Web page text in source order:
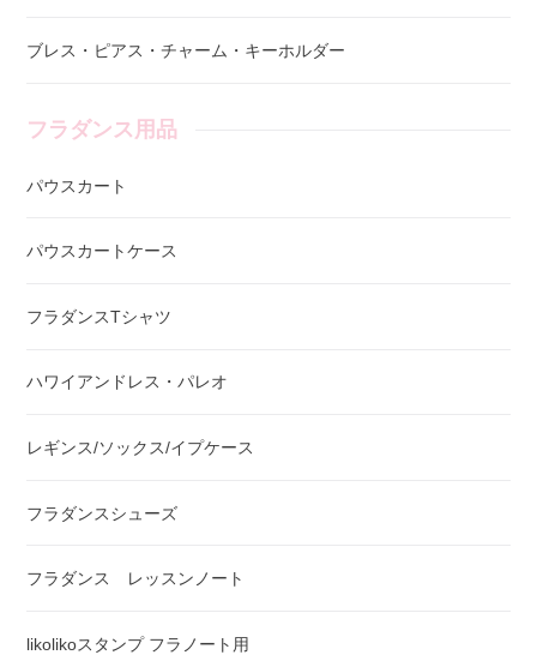
ブレス・ピアス・チャーム・キーホルダー
フラダンス用品
パウスカート
パウスカートケース
フラダンスTシャツ
ハワイアンドレス・パレオ
レギンス/ソックス/イプケース
フラダンスシューズ
フラダンス レッスンノート
likolikoスタンプ フラノート用